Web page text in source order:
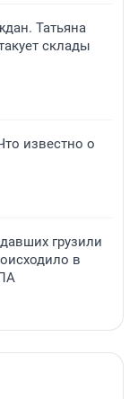
Татьяна
склады
известно о
грузили
в